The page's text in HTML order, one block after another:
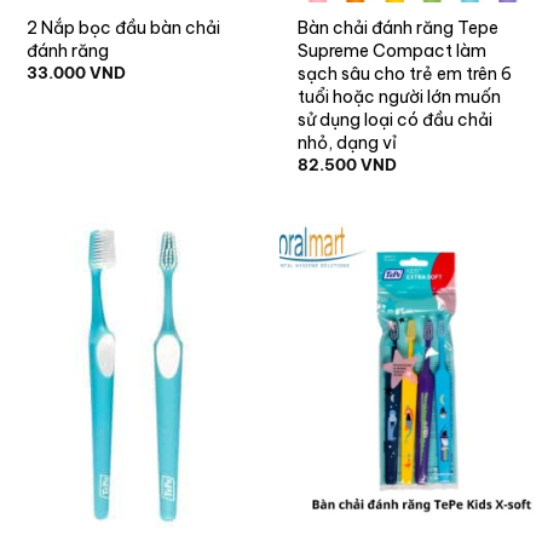
2 Nắp bọc đầu bàn chải
đánh răng
33.000VND
Bàn chải đánh răng Tepe
Supreme Compact làm
sạch sâu cho trẻ em trên 6
tuổi hoặc người lớn muốn
sử dụng loại có đầu chải
nhỏ, dạng vỉ
82.500VND